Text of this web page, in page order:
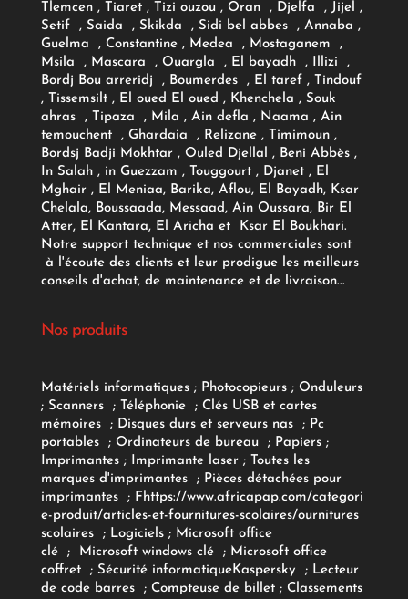
Tlemcen , Tiaret , Tizi ouzou , Oran , Djelfa , Jijel ,
Setif , Saida , Skikda , Sidi bel abbes , Annaba ,
Guelma , Constantine , Medea , Mostaganem ,
Msila , Mascara , Ouargla , El bayadh , Illizi ,
Bordj Bou arreridj , Boumerdes , El taref , Tindouf
, Tissemsilt , El oued El oued , Khenchela , Souk
ahras , Tipaza , Mila , Ain defla , Naama , Ain
temouchent , Ghardaia , Relizane , Timimoun ,
Bordsj Badji Mokhtar , Ouled Djellal , Beni Abbès ,
In Salah , in Guezzam , Touggourt , Djanet , El
Mghair , El Meniaa, Barika, Aflou, El Bayadh, Ksar
Chelala, Boussaada, Messaad, Ain Oussara, Bir El
Atter, El Kantara, El Aricha et Ksar El Boukhari.
Notre support technique et nos commerciales sont
à l'écoute des clients et leur prodigue les meilleurs
conseils d'achat, de maintenance et de livraison...
Nos produits
Matériels informatiques; Photocopieurs; Onduleurs
; Scanners ; Téléphonie ; Clés USB et cartes
mémoires
; Disques durs et serveurs nas ; Pc
portables
; Ordinateurs de bureau ; Papiers;
Imprimantes;Imprimante laser; Toutes les
marques d'imprimantes
; Pièces détachées pour
imprimantes
; Fhttps://www.africapap.com/categori
e-produit/articles-et-fournitures-scolaires/ournitures
scolaires; Logiciels ; Microsoft office
clé
; Microsoft windows clé; Microsoft office
coffret ; Sécurité informatiqueKaspersky ; Lecteur
de code barres
; Compteuse de billet; Classements